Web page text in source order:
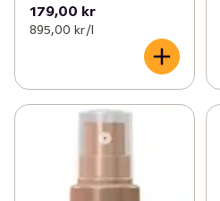
179,00 kr
895,00 kr /l